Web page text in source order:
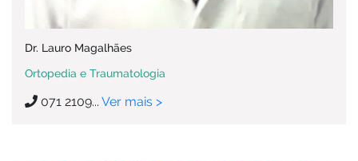
Dr. Lauro Magalhães
Ortopedia e Traumatologia
071 2109... Ver mais >